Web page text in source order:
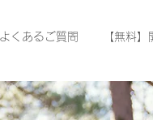
くあるご質問 【無料